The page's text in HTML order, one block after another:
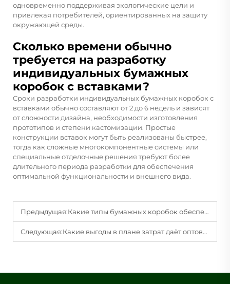
одновременно поддерживая экологические цели и
привлекая потребителей, ориентированных на защиту
окружающей среды.
Сколько времени обычно
требуется на разработку
индивидуальных бумажных
коробок с вставками?
Сроки разработки индивидуальных бумажных коробок с
вставками обычно составляют от 2 до 6 недель и зависят
от сложности дизайна, необходимости изготовления
прототипов и степени кастомизации. Простые
конструкции вставок могут быть реализованы быстрее,
тогда как сложные многокомпонентные системы или
специальные отделочные решения требуют более
длительного периода разработки для обеспечения
оптимальной функциональности и внешнего вида.
Предыдущая:Какие типы бумажных коробок обеспечивают наилучшую защиту косметической продукции?
Следующая:Какие выгоды в плане затрат даёт оптовая закупка подарочных коробок к праздникам?